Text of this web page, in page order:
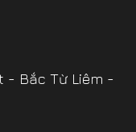
- Bắc Từ Liêm -